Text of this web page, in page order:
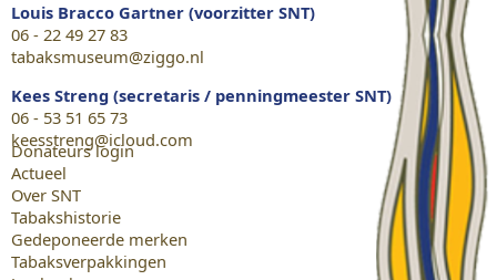
Louis Bracco Gartner (voorzitter SNT)
06 - 22 49 27 83
tabaksmuseum@ziggo.nl
Kees Streng (secretaris / penningmeester SNT)
06 - 53 51 65 73
keesstreng@icloud.com
Donateurs login
Actueel
Over SNT
Tabakshistorie
Gedeponeerde merken
Tabaksverpakkingen